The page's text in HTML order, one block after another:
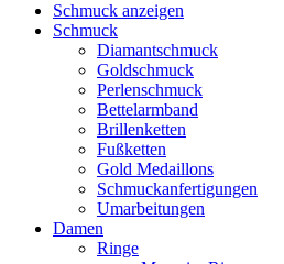
Schmuck anzeigen
Schmuck
Diamantschmuck
Goldschmuck
Perlenschmuck
Bettelarmband
Brillenketten
Fußketten
Gold Medaillons
Schmuckanfertigungen
Umarbeitungen
Damen
Ringe